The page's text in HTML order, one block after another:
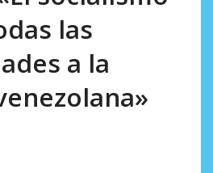
las
a la